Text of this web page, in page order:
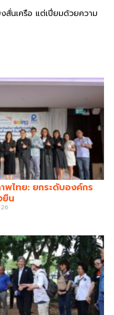
สั่นเครือ แต่เปี่ยมด้วยความ
ไทย: ยกระดับองค์กร
ยืน